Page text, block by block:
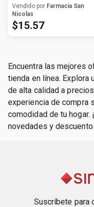
Vendido por Farmacia San
Nicolas
$15.57
Encuentra las mejores
tienda en línea. Explora
de alta calidad a
experiencia de compra
comodidad de tu hogar.
novedades y
Suscríbete para